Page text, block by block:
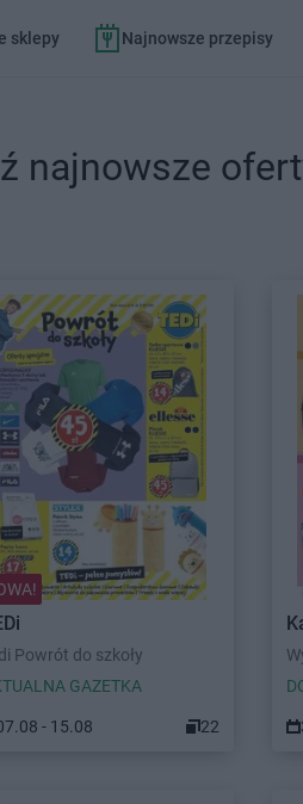
sklepy Najnowsze przepisy
najnowsze
Powrót do szkoły
GAZETKA
- 15.08 22